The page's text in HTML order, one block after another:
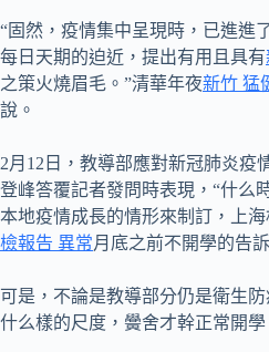
“固然，疫情集中呈現時，已進進
每日天期的迫近，提出有用且具有
之策火燒眉毛。”清華年夜新竹 猛
說。
2月12日，教導部應對新冠肺炎疫
登峰答覆記者發問時表現，“什么
本地疫情成長的情形來制訂，上
檢報告 異常月底之前不開學的告
可是，不論是教導部分仍是衛生
什么樣的尺度，黌舍才幹正常開學